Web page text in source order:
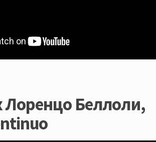
Лоренцо Беллоли,